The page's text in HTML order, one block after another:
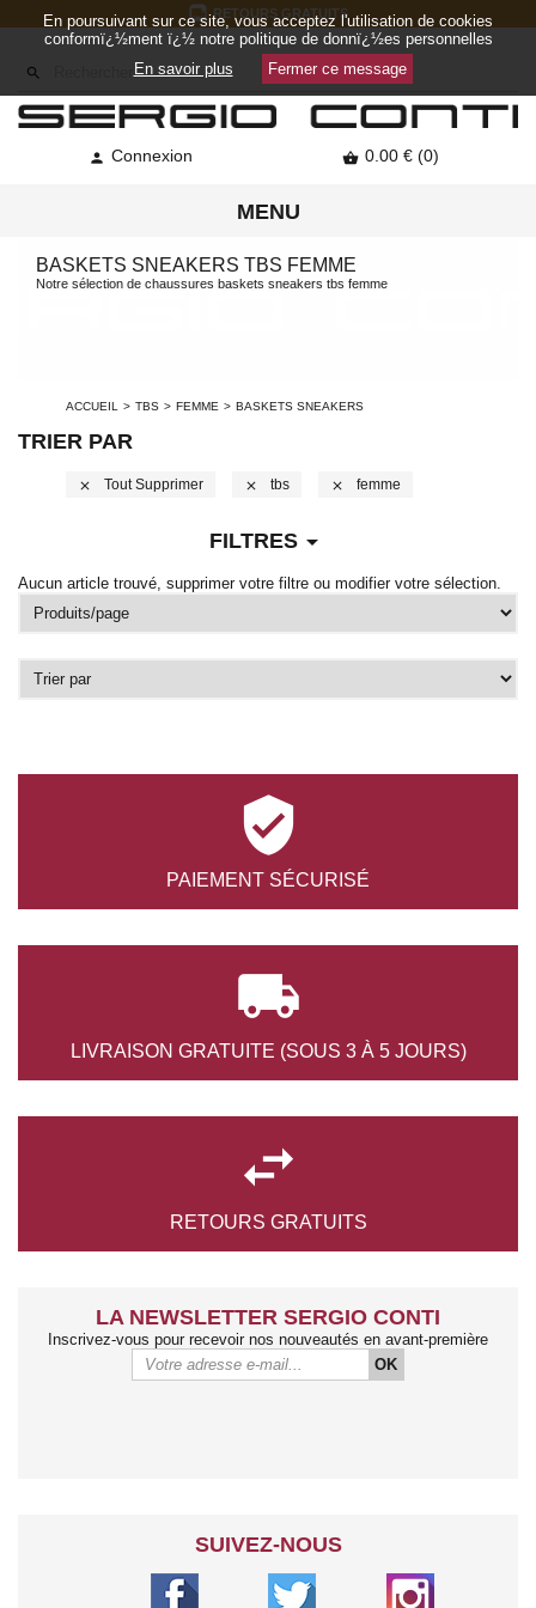
RETOURS GRATUITS

 Connexion  0.00 € (0)
MENU
BASKETS SNEAKERS TBS FEMME
Notre sélection de chaussures baskets sneakers tbs femme
ACCUEIL TBS FEMME BASKETS SNEAKERS
TRIER PAR
close Tout Supprimer close Tbs close Femme
FILTRES arrow_drop_down
Aucun article trouvé, supprimer votre filtre ou modifier votre sélection.

PAIEMENT SÉCURISÉ

LIVRAISON GRATUITE (SOUS 3 À 5 JOURS)

RETOURS GRATUITS
LA NEWSLETTER SERGIO CONTI
Inscrivez-vous pour recevoir nos nouveautés en avant-première
OK
SUIVEZ-NOUS
En poursuivant sur ce site, vous acceptez l'utilisation de cookies
conformï¿½ment ï¿½ notre politique de donnï¿½es personnelles
En savoir plus
Fermer ce message